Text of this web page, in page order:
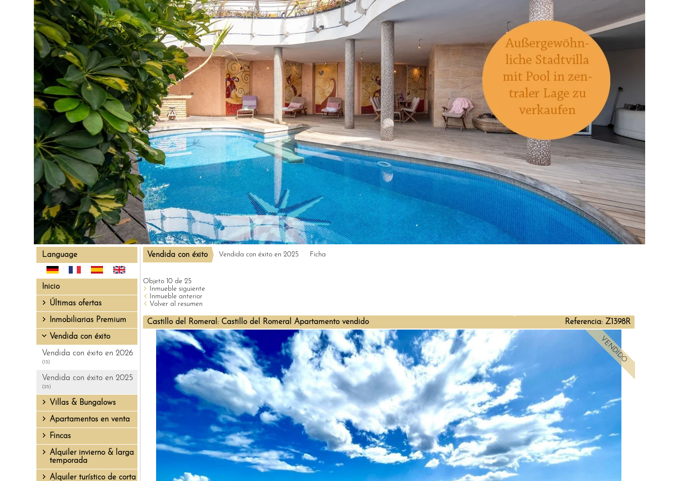
Language
Inicio
Últimas ofertas
Inmobiliarias Premium
Vendida con éxito
Vendida con éxito en 2026
(13)
Vendida con éxito en 2025
(25)
Villas & Bungalows
Apartamentos en venta
Fincas
Alquiler invierno & larga
temporada
Alquiler turístico de corta
Vendida con éxito Vendida con éxito en 2025 Ficha
Objeto 10 de 25
Inmueble siguiente
Inmueble anterior
Volver al resumen
Castillo del Romeral: Castillo del Romeral Apartamento vendido Referencia: Z1398R
VENDIDO